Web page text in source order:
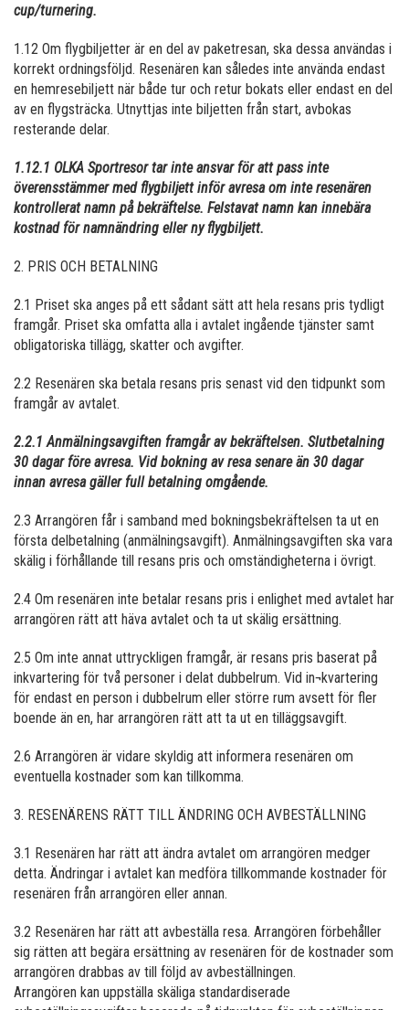
cup/turnering.
1.12 Om flygbiljetter är en del av paketresan, ska dessa användas i
korrekt ordningsföljd. Resenären kan således inte använda endast
en hemresebiljett när både tur och retur bokats eller endast en del
av en flygsträcka. Utnyttjas inte biljetten från start, avbokas
resterande delar.
1.12.1 OLKA Sportresor tar inte ansvar för att pass inte
överensstämmer med flygbiljett inför avresa om inte resenären
kontrollerat namn på bekräftelse. Felstavat namn kan innebära
kostnad för namnändring eller ny flygbiljett.
2. PRIS OCH BETALNING
2.1 Priset ska anges på ett sådant sätt att hela resans pris tydligt
framgår. Priset ska omfatta alla i avtalet ingående tjänster samt
obligatoriska tillägg, skatter och avgifter.
2.2 Resenären ska betala resans pris senast vid den tidpunkt som
framgår av avtalet.
2.2.1 Anmälningsavgiften framgår av bekräftelsen. Slutbetalning
30 dagar före avresa. Vid bokning av resa senare än 30 dagar
innan avresa gäller full betalning omgående.
2.3 Arrangören får i samband med bokningsbekräftelsen ta ut en
första delbetalning (anmälningsavgift). Anmälningsavgiften ska vara
skälig i förhållande till resans pris och omständigheterna i övrigt.
2.4 Om resenären inte betalar resans pris i enlighet med avtalet har
arrangören rätt att häva avtalet och ta ut skälig ersättning.
2.5 Om inte annat uttryckligen framgår, är resans pris baserat på
inkvartering för två personer i delat dubbelrum. Vid in¬kvartering
för endast en person i dubbelrum eller större rum avsett för fler
boende än en, har arrangören rätt att ta ut en tilläggsavgift.
2.6 Arrangören är vidare skyldig att informera resenären om
eventuella kostnader som kan tillkomma.
3. RESENÄRENS RÄTT TILL ÄNDRING OCH AVBESTÄLLNING
3.1 Resenären har rätt att ändra avtalet om arrangören medger
detta. Ändringar i avtalet kan medföra tillkommande kostnader för
resenären från arrangören eller annan.
3.2 Resenären har rätt att avbeställa resa. Arrangören förbehåller
sig rätten att begära ersättning av resenären för de kostnader som
arrangören drabbas av till följd av avbeställningen.
Arrangören kan uppställa skäliga standardiserade